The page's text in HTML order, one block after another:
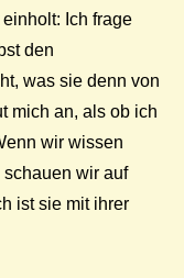
Ich frage
den
was sie denn von
mich an, als ob ich
wir wissen
wir auf
ist sie mit ihrer